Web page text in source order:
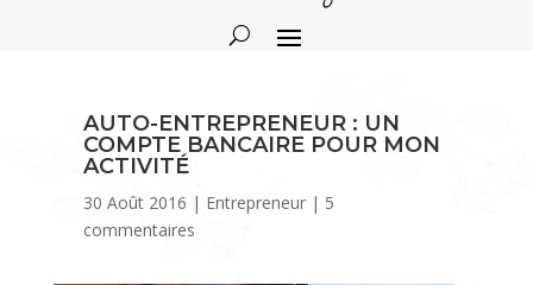
AUTO-ENTREPRENEUR : UN
COMPTE BANCAIRE POUR MON
ACTIVITÉ
30 Août 2016 | Entrepreneur| 5
commentaires